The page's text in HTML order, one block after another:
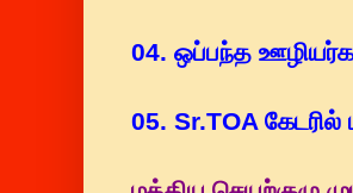
04. ஒப்பந்த
05. Sr.TOA